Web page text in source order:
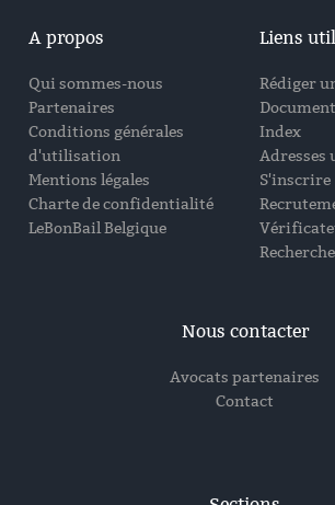
A propos
Qui sommes-nous
Partenaires
Conditions générales
d'utilisation
Mentions légales
Charte de confidentialité
LeBonBail Belgique
Liens
Rédiger
Index
Adresses
S'inscrire
Recherche
Nous contacter
Avocats partenaires
Contact